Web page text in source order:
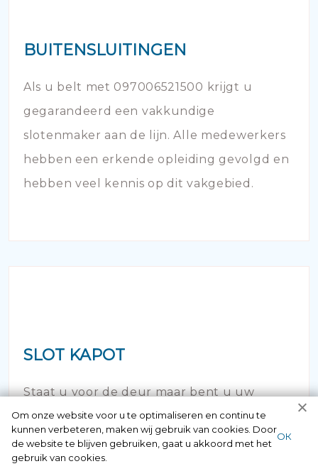
BUITENSLUITINGEN
Als u belt met 097006521500 krijgt u
gegarandeerd een vakkundige
slotenmaker aan de lijn. Alle medewerkers
hebben een erkende opleiding gevolgd en
hebben veel kennis op dit vakgebied.
SLOT KAPOT
Staat u voor de deur maar bent u uw
sleutel vergeten of verloren? Geen paniek
maar bel ons! Binnen no time opent onze
slotenspecialist de deur en kunt u weer uw
Om onze website voor u te optimaliseren en continu te
kunnen verbeteren, maken wij gebruik van cookies. Door
de website te blijven gebruiken, gaat u akkoord met het
gebruik van cookies.
ОК